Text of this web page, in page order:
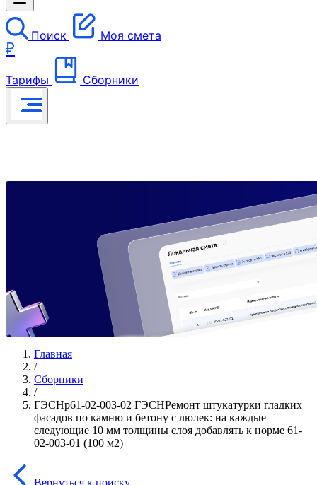
Поиск Моя смета
₽
Тарифы Сборники
Главная
/
Сборники
/
ГЭСНр61-02-003-02 ГЭСНРемонт штукатурки гладких
фасадов по камню и бетону с люлек: на каждые
следующие 10 мм толщины слоя добавлять к норме 61-
02-003-01 (100 м2)
Вернуться к поиску